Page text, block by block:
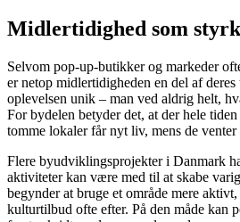
Midlertidighed som
Selvom pop-up-butikker og markeder
er netop midlertidigheden en del af
oplevelsen unik – man ved aldrig helt,
For bydelen betyder det, at der hele
tomme lokaler får nyt liv, mens de venter
Flere byudviklingsprojekter i Danmark
aktiviteter kan være med til at skabe
begynder at bruge et område mere
kulturtilbud ofte efter. På den måde kan